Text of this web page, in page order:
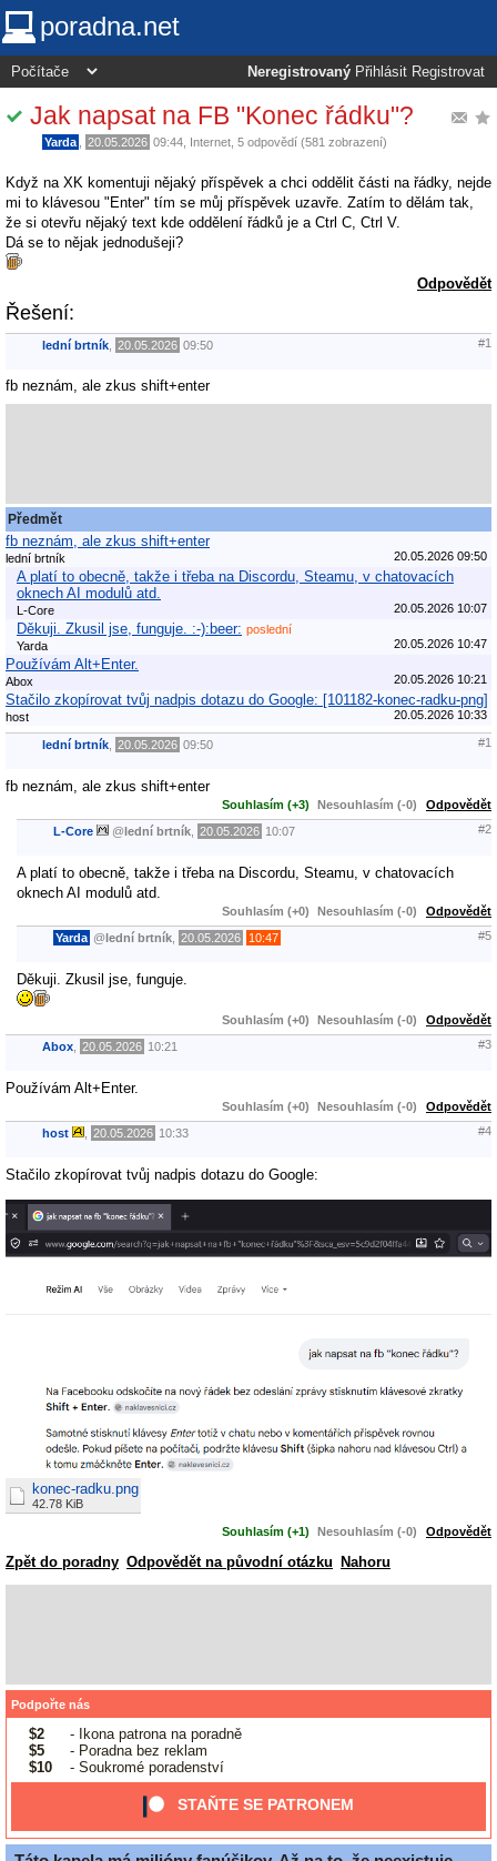
poradna.net
Neregistrovaný Přihlásit Registrovat
Jak napsat na FB "Konec řádku"?
Yarda 20.05.2026 09:44 Internet , 5 odpovědí (581 zobrazení)
Když na XK komentuji nějaký příspěvek a chci oddělit části na řádky, nejde
mi to klávesou "Enter" tím se můj příspěvek uzavře. Zatím to dělám tak,
že si otevřu nějaký text kde oddělení řádků je a Ctrl C, Ctrl V.
Dá se to nějak jednodušeji?
Odpovědět
Řešení:
lední brtník 20.05.2026 09:50 #1
fb neznám, ale zkus shift+enter
Předmět
fb neznám, ale zkus shift+enter
lední brtník 20.05.2026 09:50
A platí to obecně, takže i třeba na Discordu, Steamu, v chatovacích
oknech AI modulů atd.
L-Core 20.05.2026 10:07
Děkuji. Zkusil jse, funguje. :-):beer: poslední
Yarda
20.05.2026 10:47
Používám Alt+Enter.
Abox 20.05.2026 10:21
Stačilo zkopírovat tvůj nadpis dotazu do Google: [101182-konec-radku-png]
host 20.05.2026 10:33
lední brtník 20.05.2026 09:50 #1
fb neznám, ale zkus shift+enter
Souhlasím (+3) Nesouhlasím (-0) Odpovědět
L-Core @ lední brtník 20.05.2026 10:07 #2
A platí to obecně, takže i třeba na Discordu, Steamu, v chatovacích
oknech AI modulů atd.
Souhlasím (+0) Nesouhlasím (-0) Odpovědět
Yarda @ lední brtník 20.05.2026 10:47 #5
Děkuji. Zkusil jse, funguje.
Souhlasím (+0) Nesouhlasím (-0) Odpovědět
Abox 20.05.2026 10:21 #3
Používám Alt+Enter.
Souhlasím (+0) Nesouhlasím (-0) Odpovědět
host 20.05.2026 10:33 #4
Stačilo zkopírovat tvůj nadpis dotazu do Google:
konec-radku.png
42.78 KiB
Souhlasím (+1) Nesouhlasím (-0) Odpovědět
Zpět do poradny Odpovědět na původní otázku Nahoru
Podpořte nás
$2
- Ikona patrona na poradně
$5
- Poradna bez reklam
$10
- Soukromé poradenství
STAŇTE SE PATRONEM